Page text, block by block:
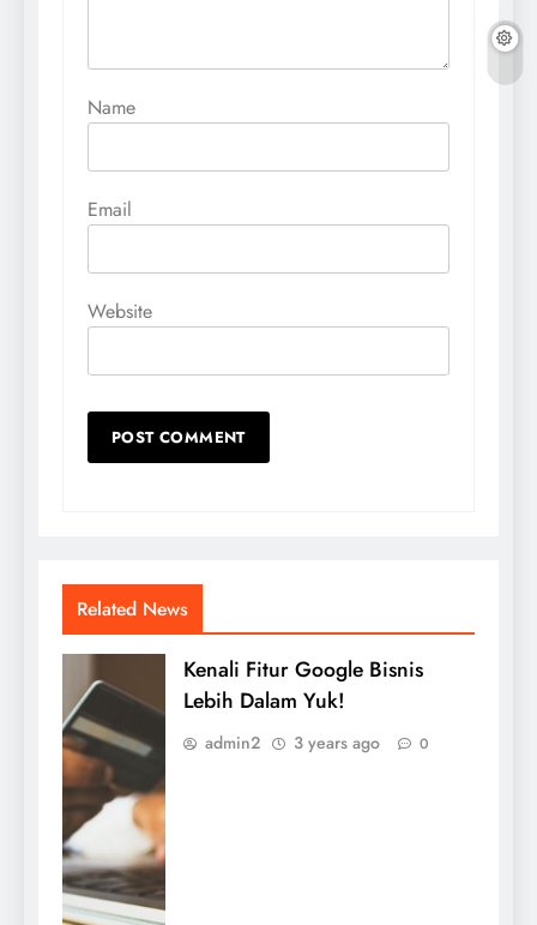
Name
Email
Website
Related News
Kenali Fitur Google Bisnis
Lebih Dalam Yuk!
admin2 3 years ago 0